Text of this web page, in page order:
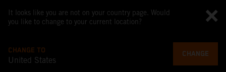
It looks like you are not on your country page. Would
you like to change to your current location?
CHANGE TO
United States
CHANGE